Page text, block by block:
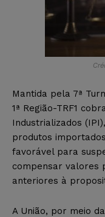
Mantida pela 7ª
1ª Região-TRF1
Industrializados
produtos
favorável para
compensar valores
anteriores à
A União, por meio